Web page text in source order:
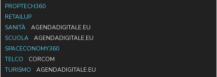
PROPTECH360
RETAILUP
SANITÀ
AGENDADIGITALE.EU
SCUOLA
AGENDADIGITALE.EU
SPACECONOMY360
TELCO
CORCOM
TURISMO
AGENDADIGITALE.EU